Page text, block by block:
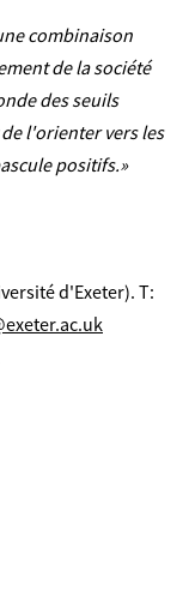
combinaison
de la société
des seuils
l'orienter vers les
positifs.»
d'Exeter). T: